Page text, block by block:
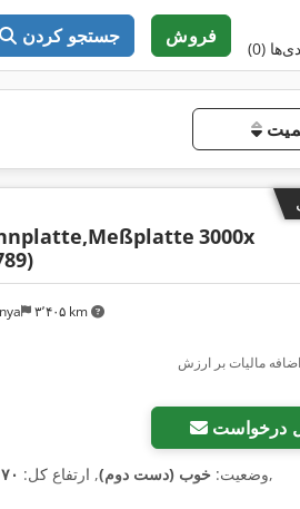
جستجو کردن فروش
(0)
۳٬۴۰۵ km
3000x
مالیات بر ارزش
درخواست
وضعیت: خوب (دست دوم), ارتفاع کل: ۱۷۰ ,